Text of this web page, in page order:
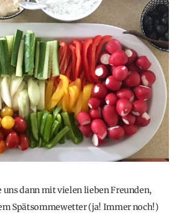
uns dann mit vielen lieben Freunden,
Spätsommewetter (ja! Immer noch!)